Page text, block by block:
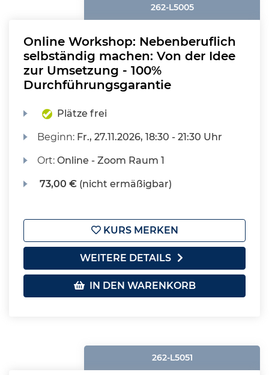
262-L5005
Online Workshop: Nebenberuflich
selbständig machen: Von der Idee
zur Umsetzung - 100%
Durchführungsgarantie
Plätze frei
Beginn: Fr., 27.11.2026, 18:30 - 21:30 Uhr
Ort:Online - Zoom Raum 1
73,00 € (nicht ermäßigbar)
KURS MERKEN
WEITERE DETAILS
IN DEN WARENKORB
262-L5051